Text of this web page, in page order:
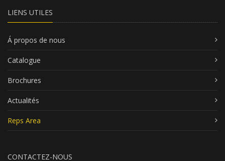
LIENS UTILES
Á propos de nous
Catalogue
Brochures
Actualités
Reps Area
CONTACTEZ-NOUS